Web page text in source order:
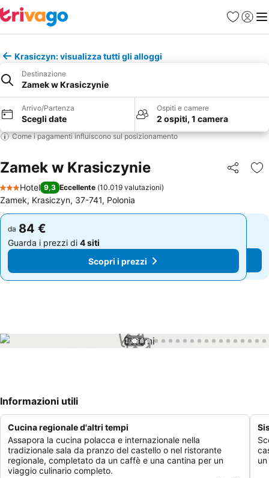
PreferitiAccedi
Krasiczyn: visualizza tutti gli alloggi
Destinazione
Zamek w Krasiczynie
Arrivo/Partenza
Scegli date
Ospiti e camere
2 ospiti, 1 camera
Come i pagamenti influiscono sul posizionamento
Zamek w Krasiczynie Condividi
3 Stelle
Hotel 9,3 Eccellente (10.019 valutazioni)
Zamek, Krasiczyn, 37-741, Polonia
da 84 €
Guarda i prezzi di 4 siti
Scopri i prezzi
da 84 €
Guarda i prezzi di 4 siti
Scopri i prezzi
1 / 34
Informazioni utili
Cucina regionale d'altri tempi
Assapora la cucina polacca e internazionale nella
tradizionale sala da pranzo del castello o nel ristorante
regionale, completato da un caffè e una cantina per un
viaggio culinario completo.